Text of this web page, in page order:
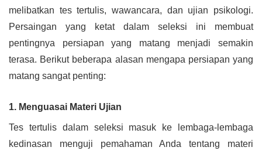
melibatkan tes tertulis, wawancara, dan ujian psikologi.
Persaingan yang ketat dalam seleksi ini membuat
pentingnya persiapan yang matang menjadi semakin
terasa. Berikut beberapa alasan mengapa persiapan yang
matang sangat penting:
1. Menguasai Materi Ujian
Tes tertulis dalam seleksi masuk ke lembaga-lembaga
kedinasan menguji pemahaman Anda tentang materi